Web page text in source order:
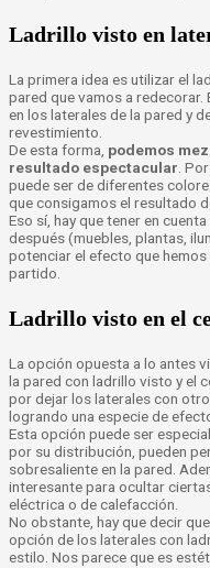
Ladrillo visto en
La primera idea es utilizar el
pared que vamos a
en los laterales de la pared y
revestimiento.
De esta forma, podemos
resultado espectacular.
puede ser de diferentes
que consigamos el resultado
Eso sí, hay que tener en
después (muebles, plantas,
potenciar el efecto que
partido.
Ladrillo visto en el
La opción opuesta a lo antes
la pared con ladrillo visto y el
por dejar los laterales con
logrando una especie de
Esta opción puede ser
por su distribución, pueden
sobresaliente en la pared.
interesante para ocultar
eléctrica o de calefacción.
No obstante, hay que decir
opción de los laterales con
estilo. Nos parece que es